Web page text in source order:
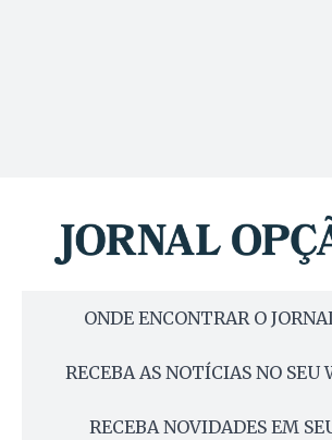
ONDE ENCONTRAR O
RECEBA AS NOTÍCIAS NO SEU
RECEBA NOVIDADES EM